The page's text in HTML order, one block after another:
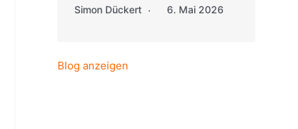
Simon Dückert 6. Mai 2026
Blog anzeigen